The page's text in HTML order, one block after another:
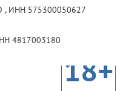
, ИНН 575300050627
4817003180
18+